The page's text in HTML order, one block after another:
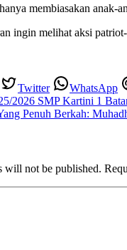
membiasakan anak-
ingin melihat aksi
Twitter WhatsApp
2026 SMP Kartini 1
Penuh Berkah:
will not be published.